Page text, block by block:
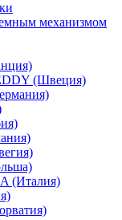
механизмом
(Швеция)
(Италия)